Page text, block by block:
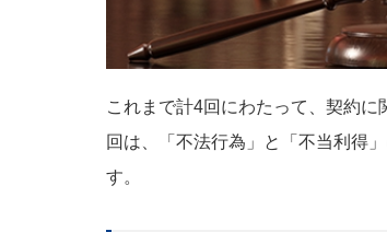
これまで計4回にわたって、契約
回は、「不法行為」と「不当利得
す。